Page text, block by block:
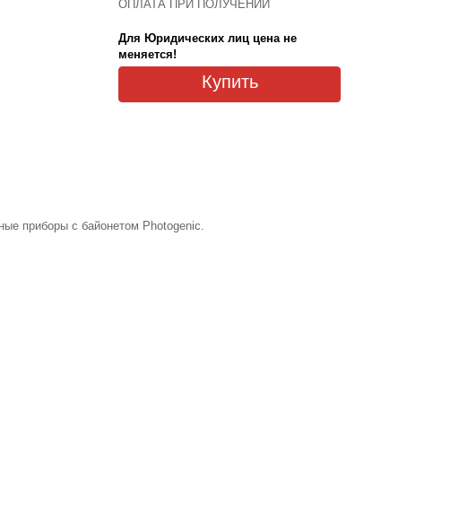
ОПЛАТА ПРИ ПОЛУЧЕНИИ
Для Юридических лиц цена не
меняется!
Купить
приборы с байонетом Photogenic.